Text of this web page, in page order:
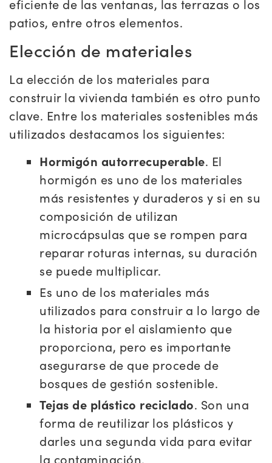
eficiente de las ventanas, las terrazas o los
patios, entre otros elementos.
Elección de materiales
La elección de los materiales para
construir la vivienda también es otro punto
clave. Entre los materiales sostenibles más
utilizados destacamos los siguientes:
Hormigón autorrecuperable. El
hormigón es uno de los materiales
más resistentes y duraderos y si en su
composición de utilizan
microcápsulas que se rompen para
reparar roturas internas, su duración
se puede multiplicar.
Es uno de los materiales más
utilizados para construir a lo largo de
la historia por el aislamiento que
proporciona, pero es importante
asegurarse de que procede de
bosques de gestión sostenible.
Tejas de plástico reciclado. Son una
forma de reutilizar los plásticos y
darles una segunda vida para evitar
la contaminación.